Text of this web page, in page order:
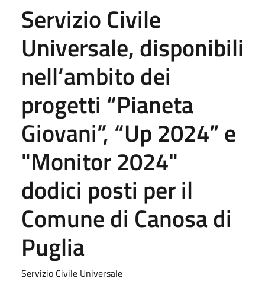
Servizio Civile
Universale, disponibili
nell’ambito dei
progetti “Pianeta
Giovani”, “Up 2024” e
"Monitor 2024"
dodici posti per il
Comune di Canosa di
Puglia
Servizio Civile Universale